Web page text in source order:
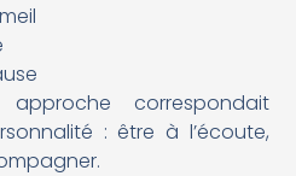
correspondait
: être à l’écoute,